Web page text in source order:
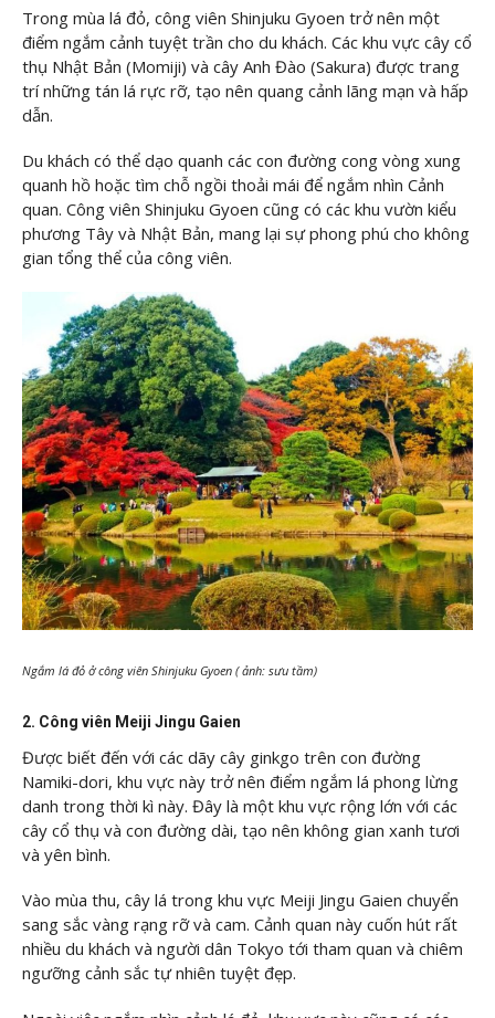
Trong mùa lá đỏ, công viên Shinjuku Gyoen trở nên một
điểm ngắm cảnh tuyệt trần cho du khách. Các khu vực cây cổ
thụ Nhật Bản (Momiji) và cây Anh Đào (Sakura) được trang
trí những tán lá rực rỡ, tạo nên quang cảnh lãng mạn và hấp
dẫn.
Du khách có thể dạo quanh các con đường cong vòng xung
quanh hồ hoặc tìm chỗ ngồi thoải mái để ngắm nhìn Cảnh
quan. Công viên Shinjuku Gyoen cũng có các khu vườn kiểu
phương Tây và Nhật Bản, mang lại sự phong phú cho không
gian tổng thể của công viên.
Ngắm lá đỏ ở công viên Shinjuku Gyoen ( ảnh: sưu tầm)
2. Công viên Meiji Jingu Gaien
Được biết đến với các dãy cây ginkgo trên con đường
Namiki-dori, khu vực này trở nên điểm ngắm lá phong lừng
danh trong thời kì này. Đây là một khu vực rộng lớn với các
cây cổ thụ và con đường dài, tạo nên không gian xanh tươi
và yên bình.
Vào mùa thu, cây lá trong khu vực Meiji Jingu Gaien chuyển
sang sắc vàng rạng rỡ và cam. Cảnh quan này cuốn hút rất
nhiều du khách và người dân Tokyo tới tham quan và chiêm
ngưỡng cảnh sắc tự nhiên tuyệt đẹp.